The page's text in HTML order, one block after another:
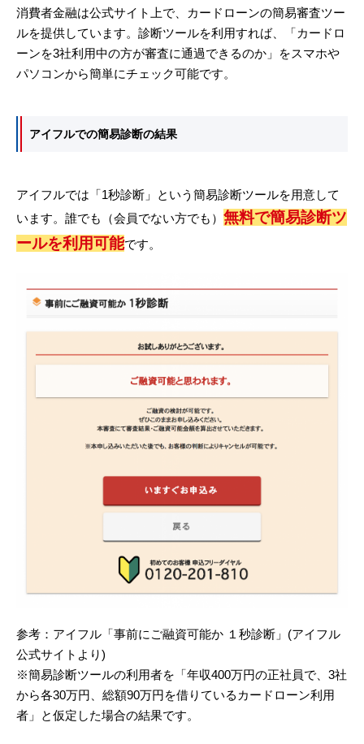
消費者金融は公式サイト上で、カードローンの簡易審査ツー
ルを提供しています。診断ツールを利用すれば、「カードロ
ーンを3社利用中の方が審査に通過できるのか」をスマホや
パソコンから簡単にチェック可能です。
アイフルでの簡易診断の結果
アイフルでは「1秒診断」という簡易診断ツールを用意して
います。誰でも（会員でない方でも） 無料で簡易診断ツ
ールを利用可能です。
参考：アイフル「事前にご融資可能か １秒診断」(アイフル
公式サイトより)
※簡易診断ツールの利用者を「年収400万円の正社員で、3社
から各30万円、総額90万円を借りているカードローン利用
者」と仮定した場合の結果です。